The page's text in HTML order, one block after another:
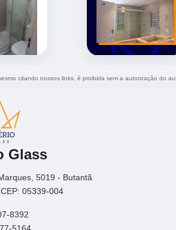
citando nossos links, é proibida sem a autorização do
Glass
5019 - Butantã
05339-004
8392
5164